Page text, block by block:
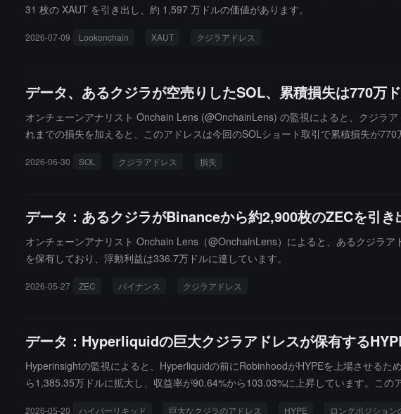
31 枚の XAUT を引き出し、約 1,597 万ドルの価値があります。
2026-07-09 Lookonchain XAUT クジラアドレス
データ、あるクジラが空売りしたSOL、累積損失は770万
オンチェーンアナリスト Onchain Lens (@OnchainLens) の監視によると、クジラ
れまでの損失を加えると、このアドレスは今回のSOLショート取引で累積損失が770
2026-06-30 SOL クジラアドレス 損失
データ：あるクジラがBinanceから約2,900枚のZECを引
オンチェーンアナリスト Onchain Lens（@OnchainLens）によると、あるクジラ
を保有しており、浮動利益は336.7万ドルに達しています。
2026-05-27 ZEC バイナンス クジラアドレス
データ：Hyperliquidの巨大クジラアドレスが保有する
Hyperinsightの監視によると、Hyperliquidの前にRobinhoodがHYPEを上場させる
ら1,385.35万ドルに拡大し、収益率が90.64%から103.03%に上昇しています。こ
2026-05-20 ハイパーリキッド 巨大なクジラのアドレス HYPE ロングポジション